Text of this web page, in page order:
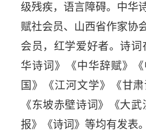
级残疾，语言障碍。中华
赋社会员、山西省作家协
会员，红学爱好者。诗词
华诗词》《中华辞赋》
国》《江河文学》《甘
《东坡赤壁诗词》《大
报》《诗词》等均有发表